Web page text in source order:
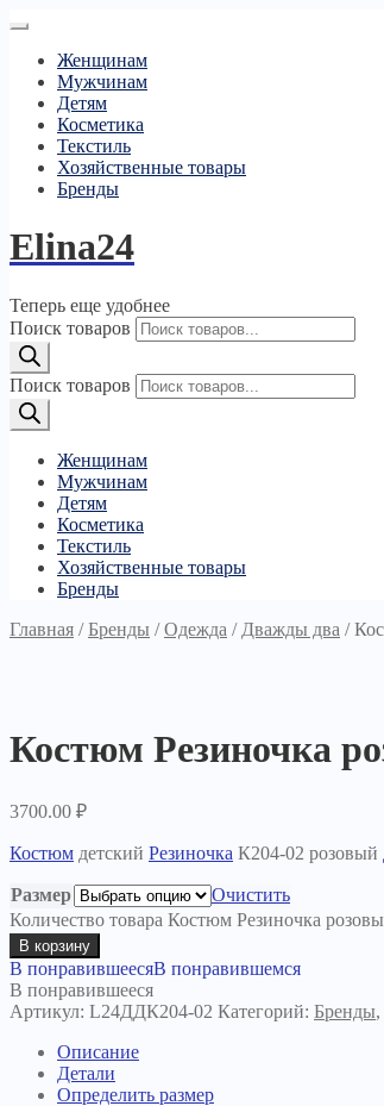
Женщинам
Мужчинам
Детям
Косметика
Текстиль
Хозяйственные товары
Бренды
Elina24
Теперь еще удобнее
Поиск товаров
Поиск товаров
Женщинам
Мужчинам
Детям
Косметика
Текстиль
Хозяйственные товары
Бренды
Главная /Бренды /Одежда / Дважды два /
Костюм Резиночка
3700.00 ₽
Костюм детский Резиночка К204-02 розовый
Размер
Очистить
Количество товара Костюм Резиночка
В корзину
В понравившеесяВ понравившемся
В понравившееся
Артикул: L24ДДК204-02 Категорий: Бренды,
Описание
Детали
Определить размер